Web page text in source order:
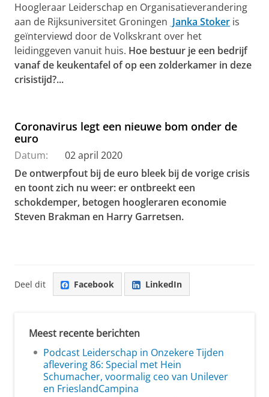
Hoogleraar Leiderschap en Organisatieverandering
aan de Rijksuniversitet Groningen Janka Stoker is
geïnterviewd door de Volkskrant over het
leidinggeven vanuit huis. Hoe bestuur je een bedrijf
vanaf de keukentafel of op een zolderkamer in deze
crisistijd?...
Coronavirus legt een nieuwe bom onder de
euro
Datum:
02 april 2020
De ontwerpfout bij de euro bleek bij de vorige crisis
en toont zich nu weer: er ontbreekt een
schokdemper, betogen hoogleraren economie
Steven Brakman en Harry Garretsen.
Deel dit Facebook LinkedIn
Meest recente berichten
Podcast Leiderschap in Onzekere Tijden
aflevering 86: Special met Hein
Schumacher, voormalig ceo van Unilever
en FrieslandCampina